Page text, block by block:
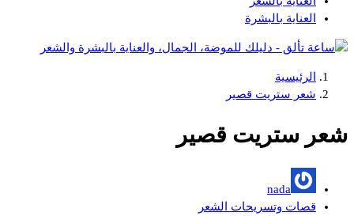
العناية بالبشرة
دليلك للموضة، الجمال، والعناية بالبشرة والشعر
الرئيسية
شعر ستريت قصير
شعر ستريت قصير
nada
قصات وتسريحات الشعر